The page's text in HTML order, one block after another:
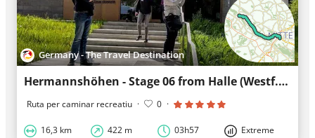
Germany - The Travel Destination
Hermannshöhen - Stage 06 from Halle (Westf.) to Bielefeld
Ruta per caminar recreatiu · 0 ·
16,3 km 422 m 03h57 Extreme